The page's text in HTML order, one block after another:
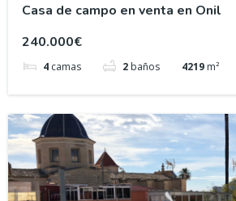
Casa de campo en venta en Onil
240.000€
4 camas 2 baños 4219 m²